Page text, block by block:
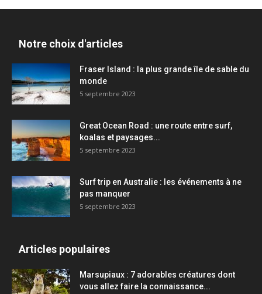
Notre choix d'articles
Fraser Island : la plus grande île de sable du
monde
5 septembre 2023
Great Ocean Road : une route entre surf,
koalas et paysages...
5 septembre 2023
Surf trip en Australie : les événements à ne
pas manquer
5 septembre 2023
Articles populaires
Marsupiaux : 7 adorables créatures dont
vous allez faire la connaissance...